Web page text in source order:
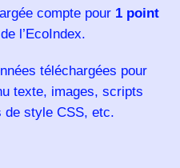
compte pour 1 point
l’EcoIndex.
téléchargées pour
texte, images, scripts
style CSS, etc.